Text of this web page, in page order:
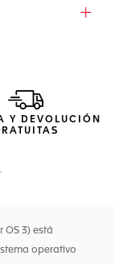
negra con
negro completa
Y DEVOLUCIÓN
OS 3) está
operativo